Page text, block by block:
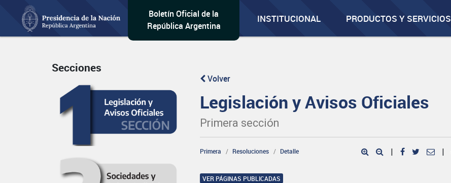
Boletín Oficial de la
República Argentina
INSTITUCIONAL PRODUCTOS Y SERVICIOS
Secciones
Volver
Legislación y Avisos Oficiales
Primera sección
Primera Resoluciones Detalle | |
VER PÁGINAS PUBLICADAS